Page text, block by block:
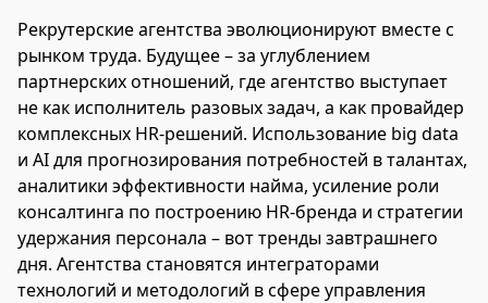
Рекрутерские агентства эволюционируют вместе с
рынком труда. Будущее – за углублением
партнерских отношений, где агентство выступает
не как исполнитель разовых задач, а как провайдер
комплексных HR-решений. Использование big data
и AI для прогнозирования потребностей в талантах,
аналитики эффективности найма, усиление роли
консалтинга по построению HR-бренда и стратегии
удержания персонала – вот тренды завтрашнего
дня. Агентства становятся интеграторами
технологий и методологий в сфере управления